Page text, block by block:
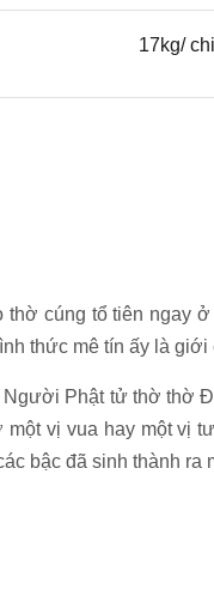
17kg/
cúng tổ tiên ngay
thức mê tín ấy là giới
Phật tử thờ thờ
vị vua hay một vị
bậc đã sinh thành ra